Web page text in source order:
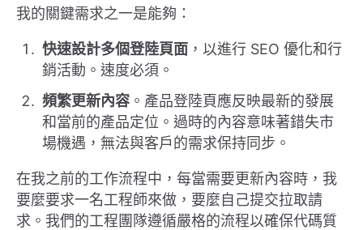
我的關鍵需求之一是能夠：
快速設計多個登陸頁面 ，以進行 SEO 優化和行
銷活動。速度必須。
頻繁更新內容 。產品登陸頁應反映最新的發展
和當前的產品定位。過時的內容意味著錯失市
場機遇，無法與客戶的需求保持同步。
在我之前的工作流程中，每當需要更新內容時，我
要麼要求一名工程師來做，要麼自己提交拉取請
求。我們的工程團隊遵循嚴格的流程以確保代碼質